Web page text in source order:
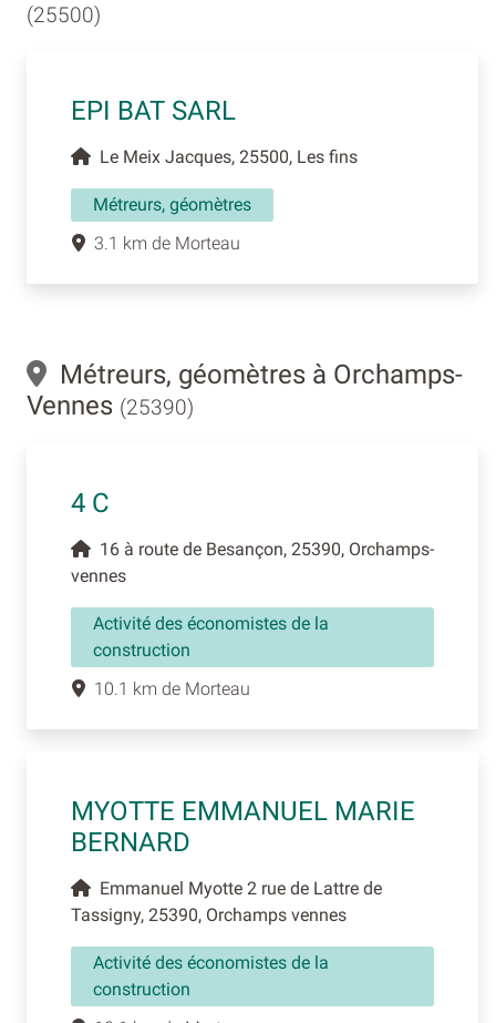
(25500)
EPI BAT SARL
Le Meix Jacques, 25500, Les fins
Métreurs, géomètres
3.1 km de Morteau
Métreurs, géomètres à Orchamps-
Vennes (25390)
4 C
16 à route de Besançon, 25390, Orchamps-
vennes
Activité des économistes de la
construction
10.1 km de Morteau
MYOTTE EMMANUEL MARIE
BERNARD
Emmanuel Myotte 2 rue de Lattre de
Tassigny, 25390, Orchamps vennes
Activité des économistes de la
construction